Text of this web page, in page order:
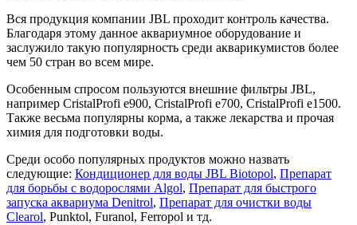
Вся продукция компании JBL проходит контроль качества.
Благодаря этому данное аквариумное оборудование и
заслужило такую популярность среди акварикумистов более
чем 50 стран во всем мире.
Особенным спросом пользуются внешние фильтры JBL,
например CristalProfi e900, CristalProfi e700, CristalProfi e1500.
Также весьма популярны корма, а также лекарства и прочая
химия для подготовки воды.
Среди особо популярных продуктов можно назвать
следующие: Кондиционер для воды JBL Biotopol, Препарат
для борьбы с водорослями Algol, Препарат для быстрого
запуска аквариума Denitrol, Препарат для очистки воды
Clearol, Punktol, Furanol, Ferropol и тд.